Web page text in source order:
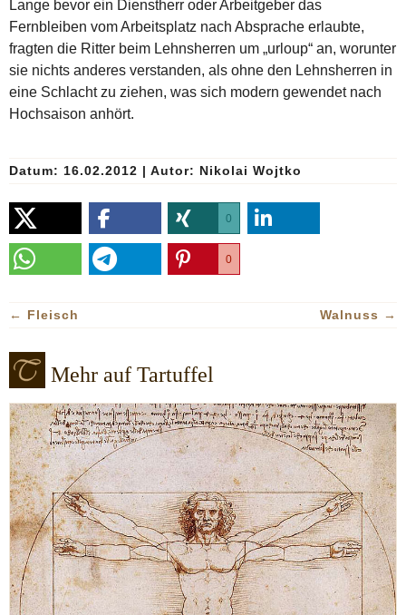
Lange bevor ein Dienstherr oder Arbeitgeber das
Fernbleiben vom Arbeitsplatz nach Absprache erlaubte,
fragten die Ritter beim Lehnsherren um „urloup“ an, worunter
sie nichts anderes verstanden, als ohne den Lehnsherren in
eine Schlacht zu ziehen, was sich modern gewendet nach
Hochsaison anhört.
Datum: 16.02.2012 | Autor: Nikolai Wojtko
0
0
← Fleisch Walnuss →
Mehr auf Tartuffel